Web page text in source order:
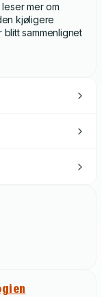
mer om
kjøligere
sammenlignet